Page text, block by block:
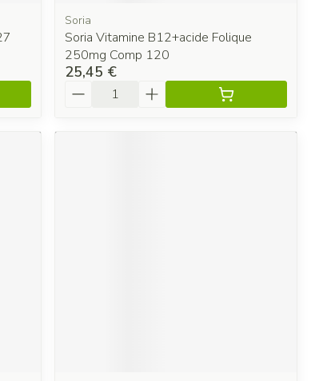
Soria
Soria Vitamine B12+acide Folique
250mg Comp 120
25,45 €
Quantité